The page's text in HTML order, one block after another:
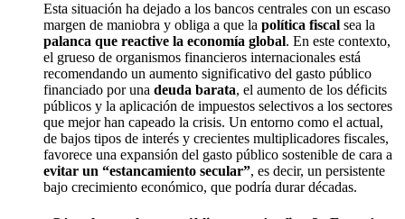
Esta situación ha dejado a los bancos centrales con un escaso
margen de maniobra y obliga a que la política fiscal sea la
palanca que reactive la economía global. En este contexto,
el grueso de organismos financieros internacionales está
recomendando un aumento significativo del gasto público
financiado por una deuda barata, el aumento de los déficits
públicos y la aplicación de impuestos selectivos a los sectores
que mejor han capeado la crisis. Un entorno como el actual,
de bajos tipos de interés y crecientes multiplicadores fiscales,
favorece una expansión del gasto público sostenible de cara a
evitar un “estancamiento secular”, es decir, un persistente
bajo crecimiento económico, que podría durar décadas.